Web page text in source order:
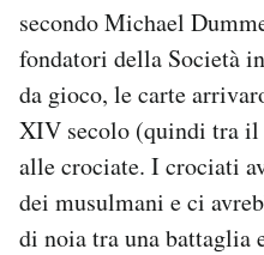
secondo Michael
fondatori della Società
da gioco, le carte
XIV secolo (quindi tra il
alle crociate. I crociati
dei musulmani e ci
di noia tra una battaglia